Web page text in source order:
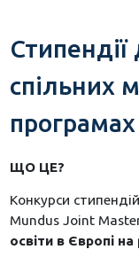
спільних
ЩО ЦЕ?
Конкурси
Mundus Joint
освіти в Європі на